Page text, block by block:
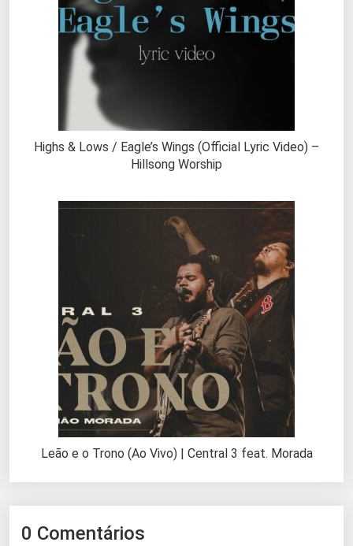
Highs & Lows / Eagle’s Wings (Official Lyric Video) –
Hillsong Worship
Leão e o Trono (Ao Vivo) | Central 3 feat. Morada
0 Comentários